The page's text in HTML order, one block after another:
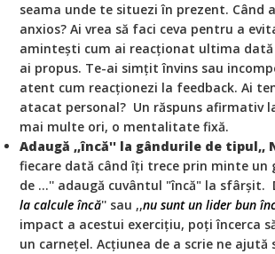
seama unde te situezi în prezent.
anxios? Ai vrea să faci ceva pentru a
amintești cum ai reacționat ultima
ai propus. Te-ai simțit învins sau
atent cum reacționezi la feedback. Ai
atacat personal? Un răspuns afirmativ
mai multe ori, o mentalitate fixă.
Adaugă ,,încă'' la gândurile de tipul,,
fiecare dată când îți trece prin minte un
de ...'' adaugă cuvântul "încă" la sfârșit.
la calcule încă'' sau ,,nu sunt un lider bun
impact a acestui exercițiu, poți încerca
un carnețel. Acțiunea de a scrie ne ajută